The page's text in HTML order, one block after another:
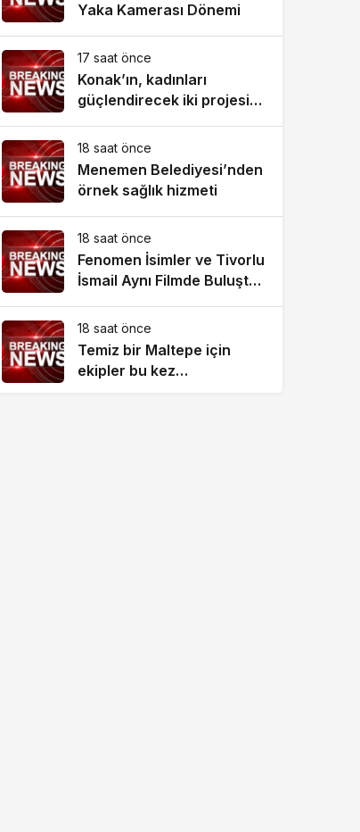
Yaka Kamerası Dönemi
17 saat önce
Konak’ın, kadınları
güçlendirecek iki projesine
18 saat önce
Menemen Belediyesi’nden
örnek sağlık hizmeti
18 saat önce
Fenomen İsimler ve Tivorlu
İsmail Aynı Filmde Buluştu!
Ağustos’ta Vizyonda
18 saat önce
Temiz bir Maltepe için
ekipler bu kez